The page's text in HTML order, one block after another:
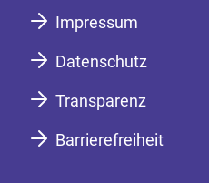
Impressum
Datenschutz
Transparenz
Barrierefreiheit